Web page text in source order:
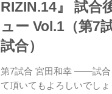
ら来てくれた人にも感謝
ントを楽しんでくれればと
私と一緒にリングに上がっ
手に感謝します。 ーーこ
ンーー 皆さん、明けまし
います。ポジティ...
RIZIN.14』 試合
ュー Vol.1（第7
試合）
第7試合 宮田和幸 ——試合
て頂いてもよろしいでし